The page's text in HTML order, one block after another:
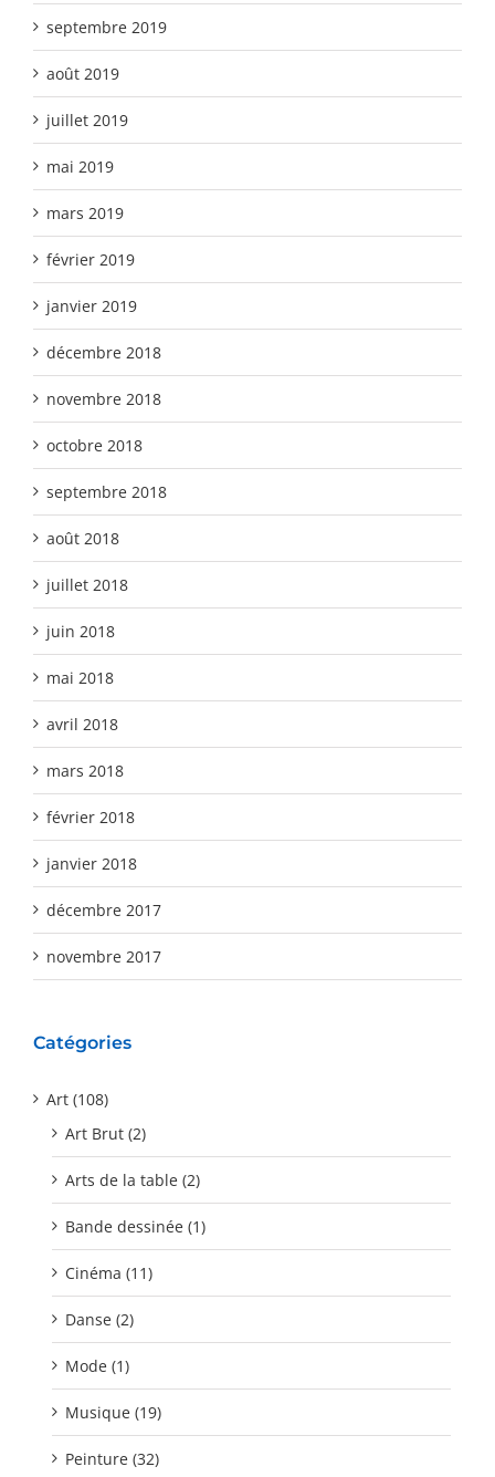
septembre 2019
août 2019
juillet 2019
mai 2019
mars 2019
février 2019
janvier 2019
décembre 2018
novembre 2018
octobre 2018
septembre 2018
août 2018
juillet 2018
juin 2018
mai 2018
avril 2018
mars 2018
février 2018
janvier 2018
décembre 2017
novembre 2017
Catégories
Art (108)
Art Brut (2)
Arts de la table (2)
Bande dessinée (1)
Cinéma (11)
Danse (2)
Mode (1)
Musique (19)
Peinture (32)